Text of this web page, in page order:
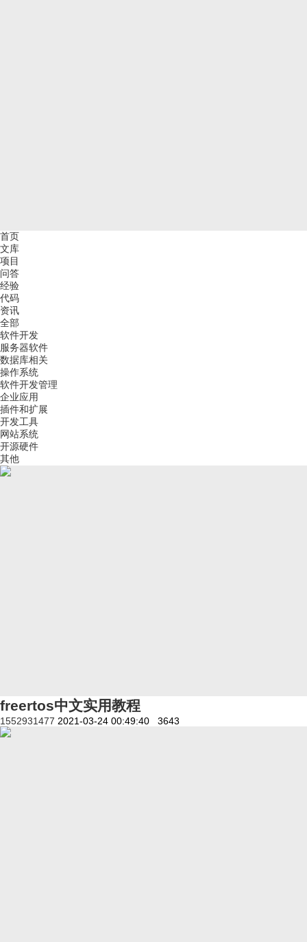
首页
文库
项目
问答
经验
代码
资讯
全部
软件开发
服务器软件
数据库相关
操作系统
软件开发管理
企业应用
插件和扩展
开发工具
网站系统
开源硬件
其他
freertos中文实用教程
1552931477 2021-03-24 00:49:40 3643